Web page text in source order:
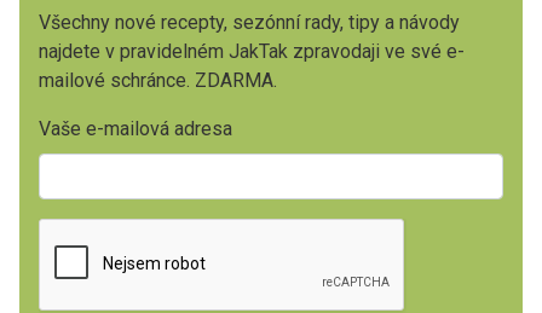
Všechny nové recepty, sezónní rady, tipy a návody
najdete v pravidelném JakTak zpravodaji ve své e-
mailové schránce. ZDARMA.
Vaše e-mailová adresa